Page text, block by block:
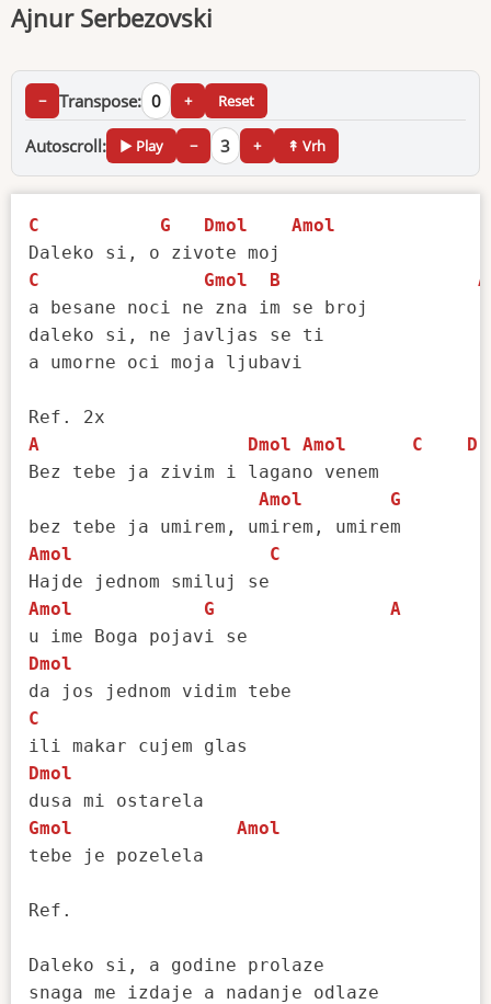
Ajnur Serbezovski
− Transpose: 0 + Reset
Autoscroll: ▶ Play − 3 + ↟ Vrh
C G Dmol
Amol
C
Gmol B
A
a besane noci ne zna im se broj
daleko si, ne javljas se ti
a umorne oci moja ljubavi
A
Dmol Amol C
D
Bez tebe ja zivim i lagano venem
Amol
G
Amol
C
Amol
G
A
Dmol
C
Dmol
Gmol
Amol
tebe je pozelela
Ref.
Daleko si, a godine prolaze
snaga me izdaje a nadanje odlaze